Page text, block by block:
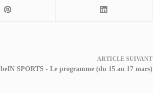
ARTICLESUIVANT
beIN SPORTS - Le programme (du 15 au 17 mars)